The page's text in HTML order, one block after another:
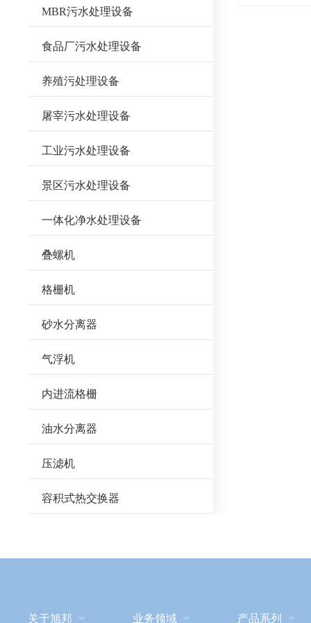
MBR污水处理设备
食品厂污水处理设备
养殖污处理设备
屠宰污水处理设备
工业污水处理设备
景区污水处理设备
一体化净水处理设备
叠螺机
格栅机
砂水分离器
气浮机
内进流格栅
油水分离器
压滤机
容积式热交换器
关于旭邦 业务领域 产品系列